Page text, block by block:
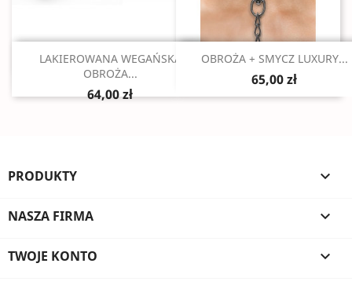
Szybki podgląd
LAKIEROWANA WEGAŃSKA
OBROŻA...
64,00 zł
Szybki podgląd
OBROŻA + SMYCZ LUXURY...
65,00 zł
PRODUKTY 
NASZA FIRMA 
TWOJE KONTO 